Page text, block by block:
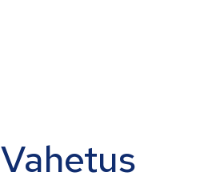
Vahetus